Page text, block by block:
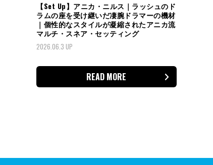
【Set Up】アニカ・ニルス｜ラッシュのド
ラムの座を受け継いだ凄腕ドラマーの機材
｜個性的なスタイルが凝縮されたアニカ流
マルチ・スネア・セッティング
2026.06.3 UP
READ MORE